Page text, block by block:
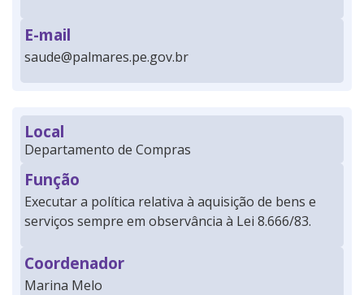
E-mail
saude@palmares.pe.gov.br
Local
Departamento de Compras
Função
Executar a política relativa à aquisição de bens e
serviços sempre em observância à Lei 8.666/83.
Coordenador
Marina Melo